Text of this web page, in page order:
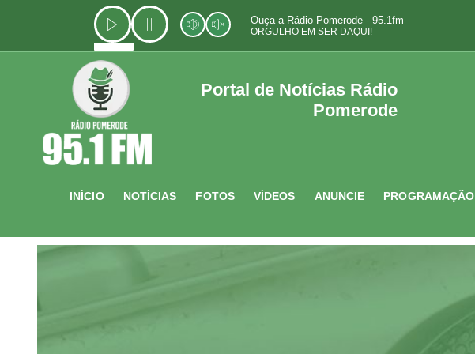
o
Ouça a Rádio Pomerode - 95.1fm
ORGULHO EM SER DAQUI!
Portal de Notícias Rádio
Pomerode
INÍCIO NOTÍCIAS FOTOS VÍDEOS ANUNCIE PROGRAMAÇÃO